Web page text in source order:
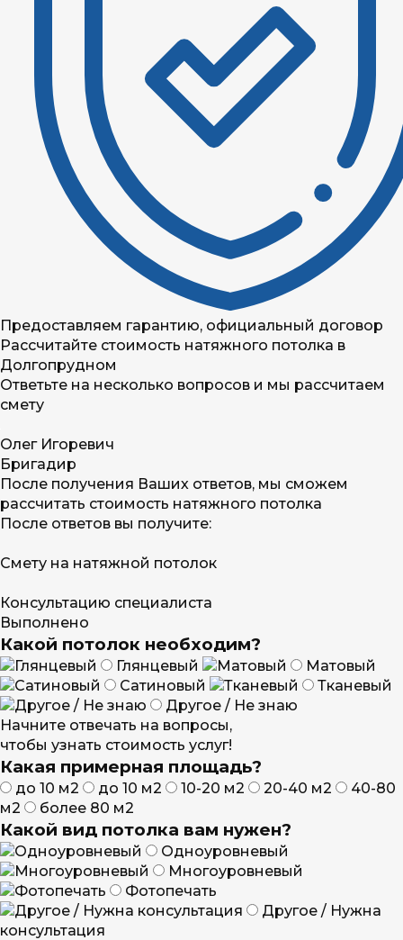
Предоставляем гарантию, официальный договор
Рассчитайте стоимость натяжного потолка в
Долгопрудном
Ответьте на несколько вопросов и мы рассчитаем
смету
Олег Игоревич
Бригадир
После получения Ваших ответов, мы сможем
рассчитать стоимость натяжного потолка
После ответов вы получите:
Смету на натяжной потолок
Консультацию специалиста
Выполнено
Какой потолок необходим?
Глянцевый
Матовый
Сатиновый
Тканевый
Другое / Не знаю
Начните отвечать на вопросы,
чтобы узнать стоимость услуг!
Какая примерная площадь?
до 10 м2 до 10 м2 10-20 м2 20-40 м2
40-80
м2
более 80 м2
Какой вид потолка вам нужен?
Одноуровневый
Многоуровневый
Фотопечать
Другое / Нужна
консультация